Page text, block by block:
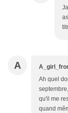
A
Ah quel
qu'il me
quand